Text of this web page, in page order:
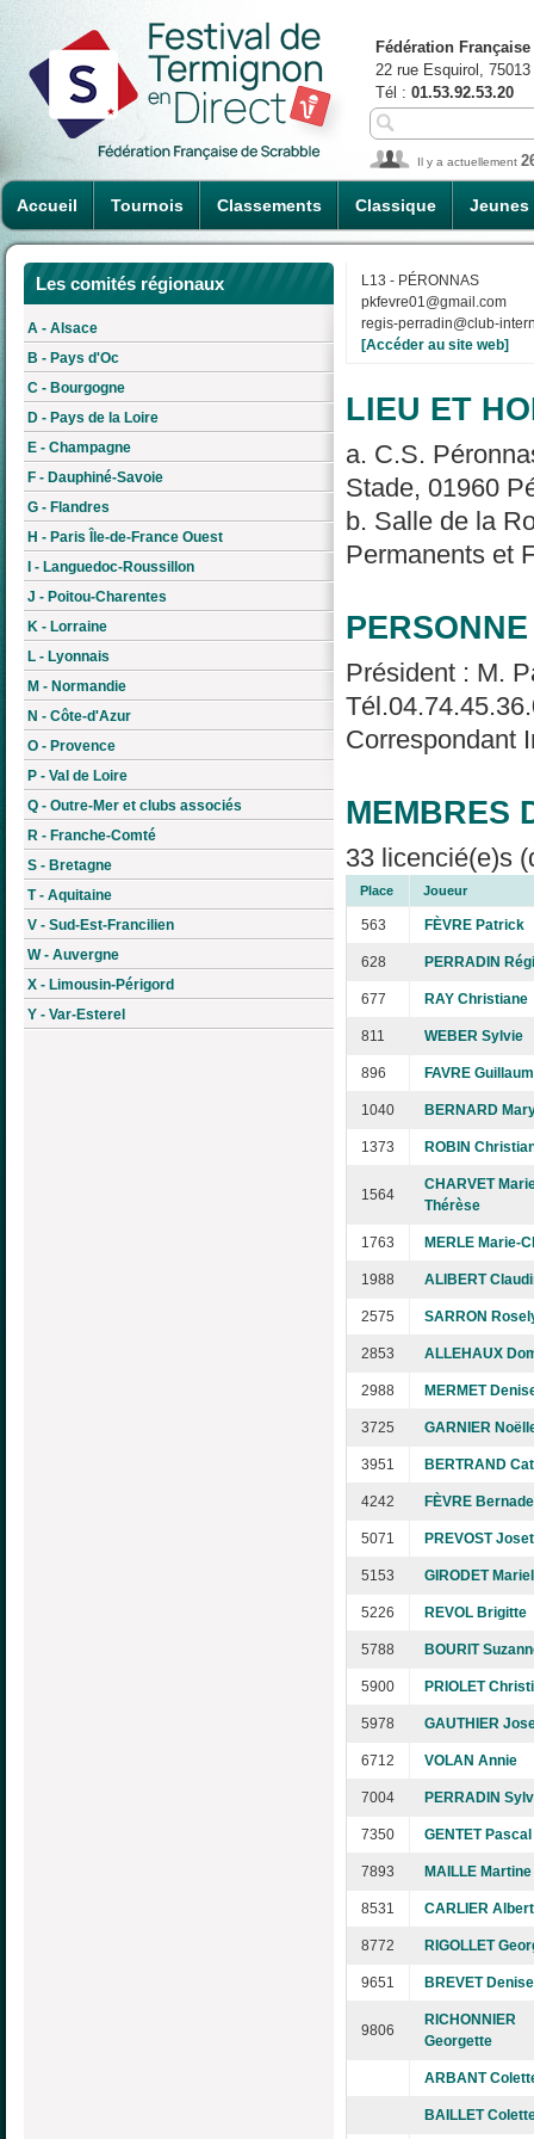
Accueil Tournois Classements Classique Jeunes
Fédération
22 rue Esquirol,
Tél : 01.53.92.53.20
Il y a actuellement
Les comités régionaux
A - Alsace
B - Pays d'Oc
C - Bourgogne
D - Pays de la Loire
E - Champagne
F - Dauphiné-Savoie
G - Flandres
H - Paris Île-de-France Ouest
I - Languedoc-Roussillon
J - Poitou-Charentes
K - Lorraine
L - Lyonnais
M - Normandie
N - Côte-d'Azur
O - Provence
P - Val de Loire
Q - Outre-Mer et clubs associés
R - Franche-Comté
S - Bretagne
T - Aquitaine
V - Sud-Est-Francilien
W - Auvergne
X - Limousin-Périgord
Y - Var-Esterel
L13 - PÉRONNAS
pkfevre01@gmail.com
regis-perradin@club-
[Accéder au site web]
LIEU ET
a. C.S.
Stade, 01960
b. Salle de la
Permanents et
Président : M.
Correspondant
MEMBRES
33 licencié(e)s
Place Joueur
563 FÈVRE Patrick
628 PERRADIN
677 RAY Christiane
811 WEBER Sylvie
896 FAVRE
1040 BERNARD
1373 ROBIN
1564
CHARVET
Thérèse
1763 MERLE Marie-
1988 ALIBERT
2575 SARRON
2853 ALLEHAUX
2988 MERMET
3725 GARNIER
3951 BERTRAND
4242 FÈVRE
5071 PREVOST
5153 GIRODET
5226 REVOL Brigitte
5788 BOURIT
5900 PRIOLET
5978 GAUTHIER
6712 VOLAN Annie
7004 PERRADIN
7350 GENTET Pascal
7893 MAILLE Martine
8531 CARLIER Albert
8772 RIGOLLET
9651 BREVET Denise
9806
RICHONNIER
Georgette
ARBANT
BAILLET